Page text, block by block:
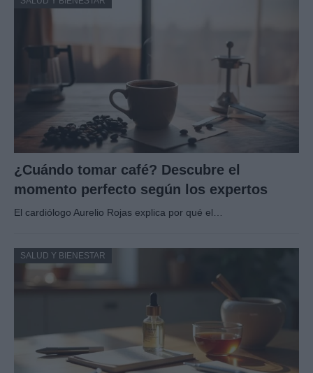
¿Cuándo tomar café? Descubre el
momento perfecto según los expertos
El cardiólogo Aurelio Rojas explica por qué el…
SALUD Y BIENESTAR